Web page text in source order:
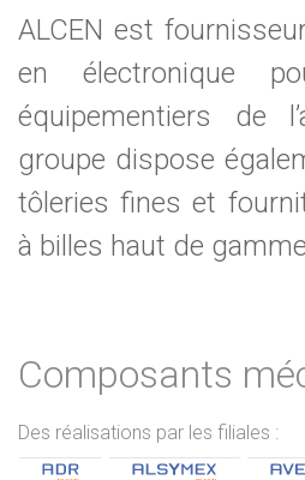
ALCEN est
en électronique
équipementiers de
groupe dispose
tôleries fines et
à billes haut de
Composants
Des réalisations par les filiales :